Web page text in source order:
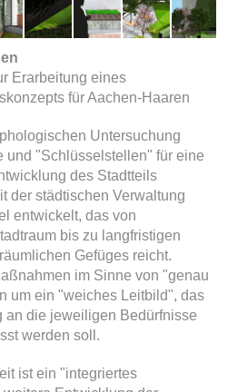
Erarbeitung eines
für Aachen-Haaren
Untersuchung
und "Schlüsselstellen" für eine
des Stadtteils
der städtischen Verwaltung
entwickelt, das von
bis zu langfristigen
Gefüges reicht.
im Sinne von "genau
um ein "weiches Leitbild", das
an die jeweiligen Bedürfnisse
werden soll.
ist ein "integriertes